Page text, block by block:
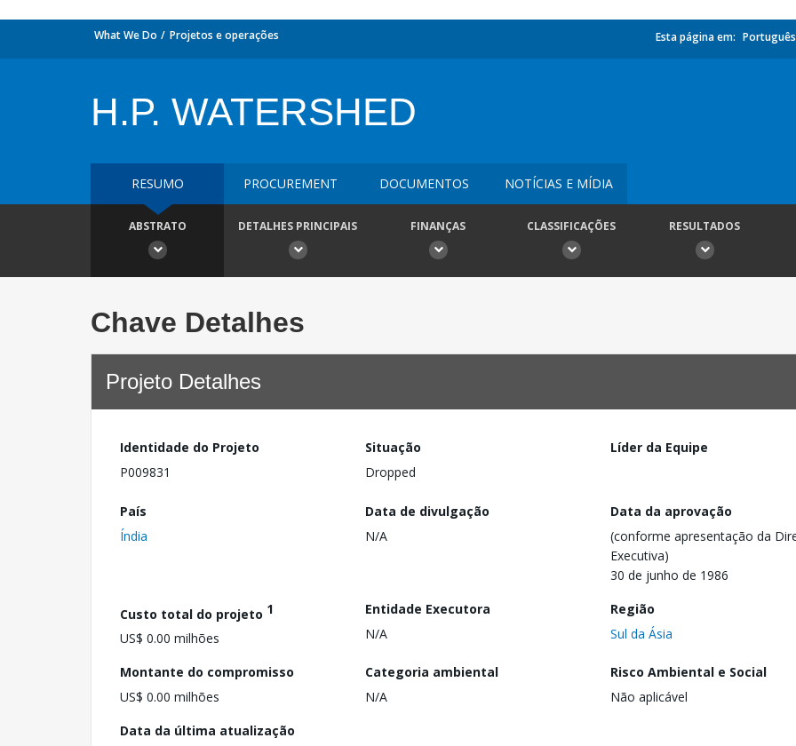
What We Do Projetos e operações Esta página em: Português
H.P. WATERSHED
RESUMO PROCUREMENT DOCUMENTOS NOTÍCIAS E MÍDIA
ABSTRATO DETALHES PRINCIPAIS FINANÇAS CLASSIFICAÇÕES RESULTADOS
Chave Detalhes
Projeto Detalhes
Identidade do Projeto
P009831
Situação
Dropped
Líder da Equipe
País
Índia
Data de divulgação
N/A
Data da aprovação
(conforme apresentação da
Executiva)
30 de junho de 1986
Custo total do projeto 1
US$ 0.00 milhões
Entidade Executora
N/A
Região
Sul da Ásia
Montante do compromisso
US$ 0.00 milhões
Categoria ambiental
N/A
Risco Ambiental e Social
Não aplicável
Data da última atualização